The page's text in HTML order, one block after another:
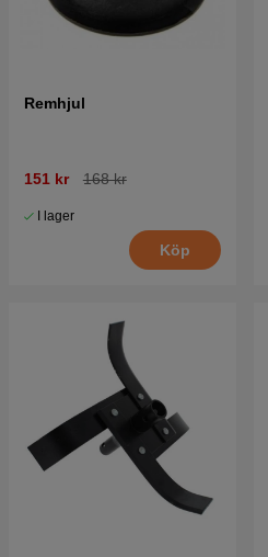
Remhjul
151 kr 168 kr
I lager
Köp